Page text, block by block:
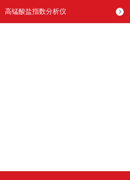
高锰酸盐指数分析仪